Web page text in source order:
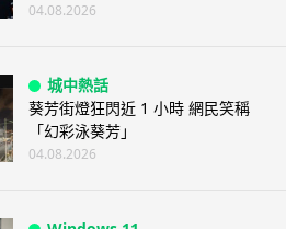
04.08.2026
城中熱話
葵芳街燈狂閃近 1 小時 網民笑稱
「幻彩泳葵芳」
04.08.2026